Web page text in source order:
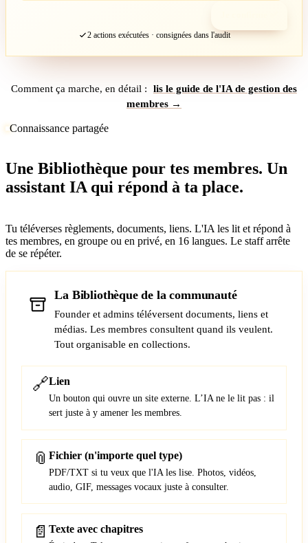
2 actions exécutées · consignées dans l'audit
Comment ça marche, en détail : lis le guide de l'IA de gestion des
membres →
Connaissance partagée
Une Bibliothèque pour tes membres. Un
assistant IA qui répond à ta place.
Tu téléverses règlements, documents, liens. L'IA les lit et répond à
tes membres, en groupe ou en privé, en 16 langues. Le staff arrête
de se répéter.
La Bibliothèque de la communauté
Founder et admins téléversent documents, liens et
médias. Les membres consultent quand ils veulent.
Tout organisable en collections.
🔗Lien
Un bouton qui ouvre un site externe. L’IA ne le lit pas : il
sert juste à y amener les membres.
📎 Fichier (n'importe quel type)
PDF/TXT si tu veux que l'IA les lise. Photos, vidéos,
audio, GIF, messages vocaux juste à consulter.
📄 Texte avec chapitres